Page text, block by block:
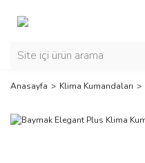
Anasayfa Klima Kumandaları